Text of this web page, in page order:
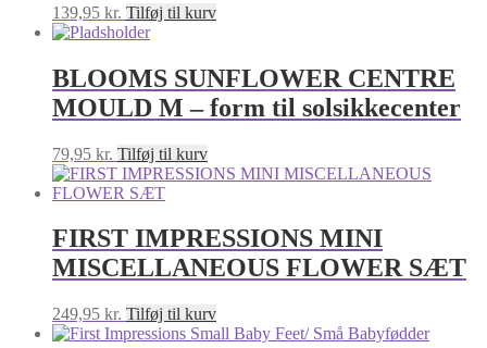
139,95 kr. Tilføj til kurv
BLOOMS SUNFLOWER CENTRE
MOULD M – form til solsikkecenter
79,95 kr. Tilføj til kurv
FIRST IMPRESSIONS MINI
MISCELLANEOUS FLOWER SÆT
249,95 kr. Tilføj til kurv